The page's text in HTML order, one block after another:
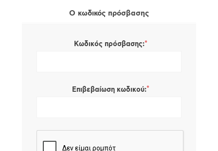
Ο κωδικός πρόσβασης
Κωδικός πρόσβασης:*
Επιβεβαίωση κωδικού:*